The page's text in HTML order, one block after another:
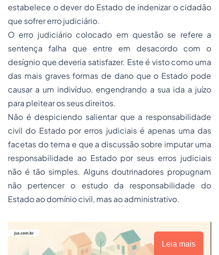
estabelece o dever do Estado de indenizar o cidadão
que sofrer erro judiciário.
O erro judiciário colocado em questão se refere a
sentença falha que entre em desacordo com o
desígnio que deveria satisfazer. Este é visto como uma
das mais graves formas de dano que o Estado pode
causar a um indivíduo, engendrando a sua ida a juízo
para pleitear os seus direitos.
Não é despiciendo salientar que a responsabilidade
civil do Estado por erros judiciais é apenas uma das
facetas do tema e que a discussão sobre imputar uma
responsabilidade ao Estado por seus erros judiciais
não é tão simples. Alguns doutrinadores propugnam
não pertencer o estudo da responsabilidade do
Estado ao domínio civil, mas ao administrativo.
Leia mais